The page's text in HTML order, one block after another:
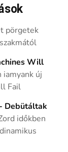
pörgetek
Will
iamyank új
Fail
Debütáltak
időkben